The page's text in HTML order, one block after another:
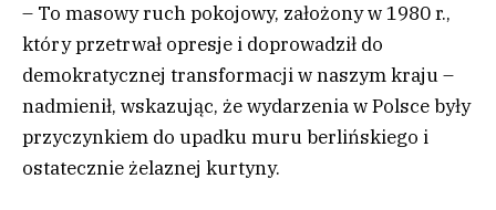
– To masowy ruch pokojowy, założony w 1980 r.,
który przetrwał opresje i doprowadził do
demokratycznej transformacji w naszym kraju –
nadmienił, wskazując, że wydarzenia w Polsce były
przyczynkiem do upadku muru berlińskiego i
ostatecznie żelaznej kurtyny.